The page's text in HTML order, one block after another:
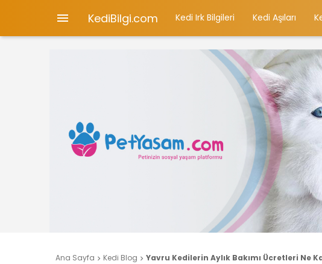
 KediBilgi.com Kedi Irk Bilgileri Kedi Aşıları
Ana Sayfa  Kedi Blog  Yavru Kedilerin Aylık Bakımı Ücretleri Ne